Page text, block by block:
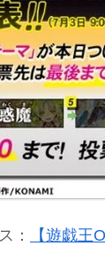
： 【遊戯王